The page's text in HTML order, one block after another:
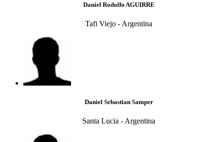
Daniel Rodolfo AGUIRRE
Tafi Viejo - Argentina
Daniel Sebastian Samper
Santa Lucia - Argentina